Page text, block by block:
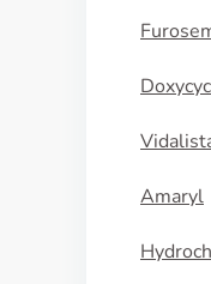
Amaryl